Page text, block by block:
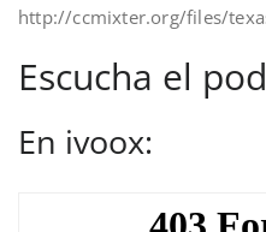
http://ccmixter.org/files/
Escucha el
En ivoox: